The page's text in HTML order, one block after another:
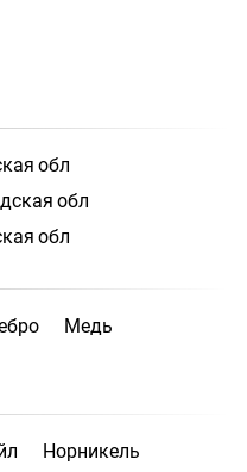
обл
обл
обл
Медь
Норникель